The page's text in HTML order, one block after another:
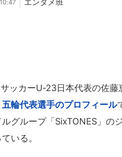
エンタメ班
ッカーU-23日本代表の佐藤
五輪代表選手のプロフィール
ルグループ「SixTONES」の
いる。